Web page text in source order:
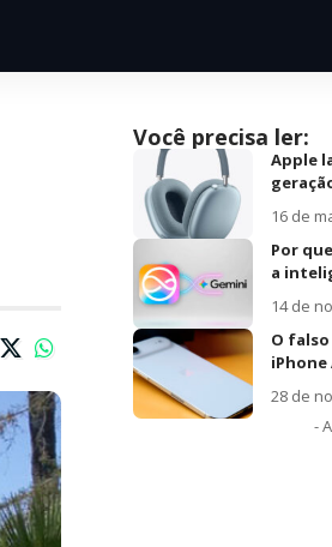
Você precisa ler:
Apple
16 de
Por
a
14 de
O
iPhone
28 de
-